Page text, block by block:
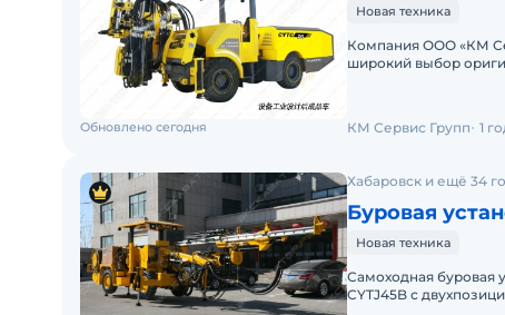
Новая техника
Компания ООО «КМ
широкий выбор
Обновлено сегодня КМ Сервис Групп 1
Хабаровск и ещё 34
Буровая
Новая техника
Самоходная буровая
CYTJ45B с